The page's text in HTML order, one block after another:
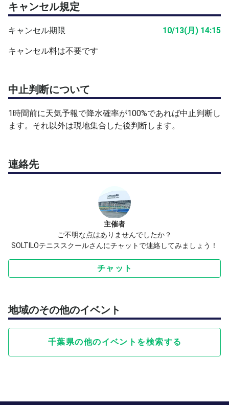
キャンセル規定
キャンセル期限 10/13(月) 14:15
キャンセル料は不要です
中止判断について
1時間前に天気予報で降水確率が100%であれば中止判断し
ます。それ以外は現地集合した後判断します。
連絡先
主催者
ご不明な点はありませんでしたか？
SOLTILOテニススクールさんにチャットで連絡してみましょう！
チャット
地域のその他のイベント
千葉県の他のイベントを検索する